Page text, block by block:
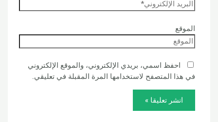
الموقع
احفظ اسمي، بريدي الإلكتروني، والموقع الإلكتروني
في هذا المتصفح لاستخدامها المرة المقبلة في تعليقي.